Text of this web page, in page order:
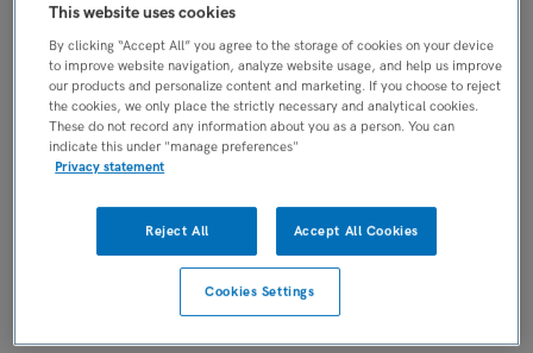
Vaste aanstelling
PLAATSINGSDATUM
19 juni 2026
MBO
ERVARING
DIENSTVERBAND
This website uses cookies
By clicking “Accept All” you agree to the storage of cookies on your device
to improve website navigation, analyze website usage, and help us improve
our products and personalize content and marketing. If you choose to reject
the cookies, we only place the strictly necessary and analytical cookies.
These do not record any information about you as a person. You can
indicate this under "manage preferences"
Privacy statement
Reject All Accept All Cookies
Cookies Settings